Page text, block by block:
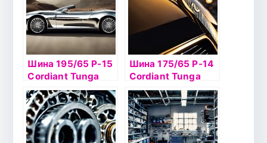
Шина 195/65 Р-15
Cordiant Tunga
Nordway2 91Q б/к
Шина 175/65 Р-14
Cordiant Tunga
Nordway2 82Q ш